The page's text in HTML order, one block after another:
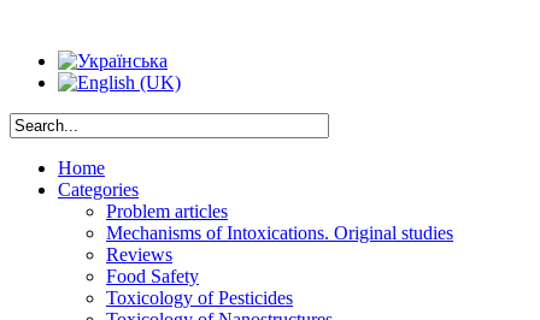
Home
Categories
Problem articles
Mechanisms of Intoxications. Original studies
Reviews
Food Safety
Toxicology of Pesticides